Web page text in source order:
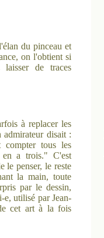
du pinceau et
on l'obtient si
de traces
à replacer les
admirateur disait :
compter tous les
a trois." C'est
le penser, le reste
la main, toute
par le dessin,
e, utilisé par Jean-
cet art à la fois